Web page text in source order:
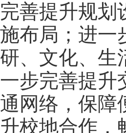
完善提升规划
施布局；进一
研、文化、生
一步完善提升
通网络，保障
升校地合作，